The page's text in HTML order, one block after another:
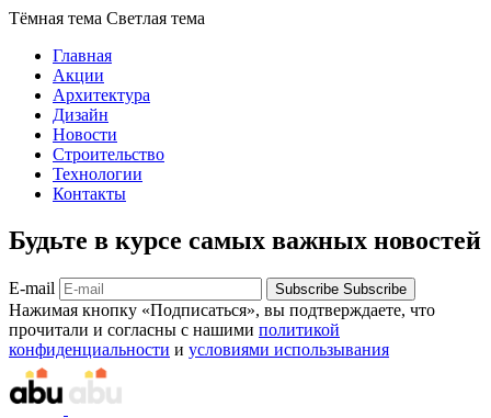
Тёмная тема Светлая тема
Главная
Акции
Архитектура
Дизайн
Новости
Строительство
Технологии
Контакты
Будьте в курсе самых важных новостей
E-mail Subscribe Subscribe
Нажимая кнопку «Подписаться», вы подтверждаете, что
прочитали и согласны с нашими политикой
конфиденциальности и условиями использывания